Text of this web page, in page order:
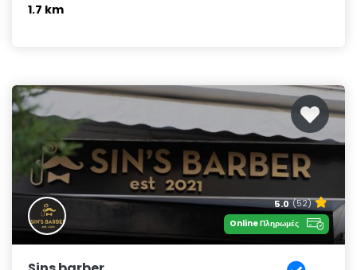
1.7 km
5.0 (52)
Online Πληρωμές